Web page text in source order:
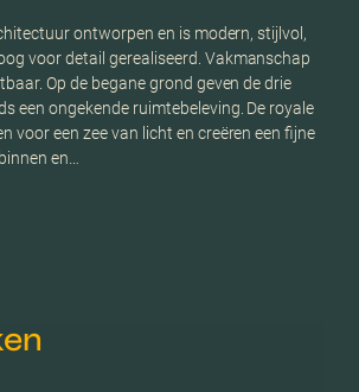
ontworpen en is modern, stijlvol,
voor detail gerealiseerd. Vakmanschap
Op de begane grond geven de drie
een ongekende ruimtebeleving. De royale
voor een zee van licht en creëren een fijne
en…